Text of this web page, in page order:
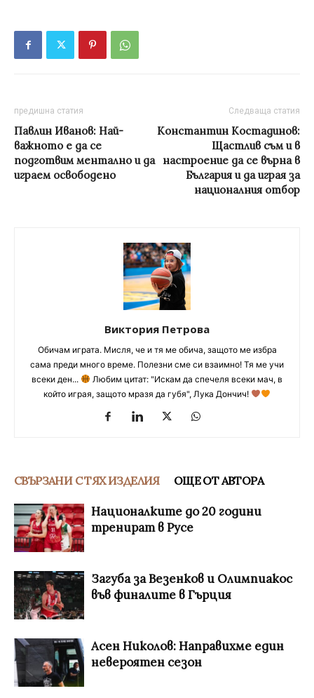
предишна статия
Павлин Иванов: Най-
важното е да се
подготвим ментално и да
играем освободено
Следваща статия
Константин Костадинов:
Щастлив съм и в
настроение да се върна в
България и да играя за
националния отбор
Виктория Петрова
Обичам играта. Мисля, че и тя ме обича, защото ме избра
сама преди много време. Полезни сме си взаимно! Тя ме учи
всеки ден...
Любим цитат: "Искам да спечеля всеки мач, в
който играя, защото мразя да губя", Лука Дончич!
СВЪРЗАНИ С ТЯХ ИЗДЕЛИЯ ОЩЕ ОТ АВТОРА
Националките до 20 години
тренират в Русе
Загуба за Везенков и Олимпиакос
във финалите в Гърция
Асен Николов: Направихме един
невероятен сезон